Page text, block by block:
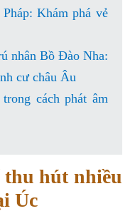
Khám phá vẻ
nhân Bồ Đào Nha:
cư châu Âu
cách phát âm
thu hút nhiều
Úc